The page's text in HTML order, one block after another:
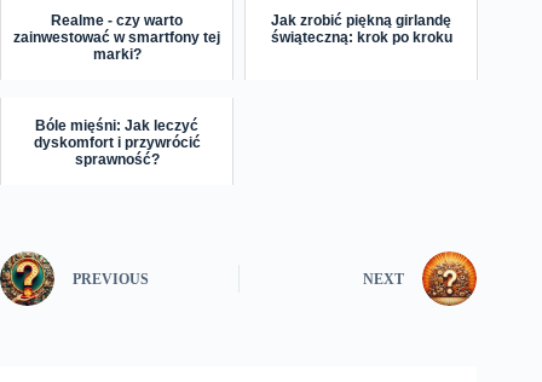
Realme - czy warto
zainwestować w smartfony tej
marki?
Jak zrobić piękną girlandę
świąteczną: krok po kroku
Bóle mięśni: Jak leczyć
dyskomfort i przywrócić
sprawność?
PREVIOUS NEXT